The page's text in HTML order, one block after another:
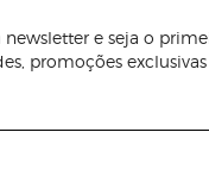
newsletter e seja o
promoções